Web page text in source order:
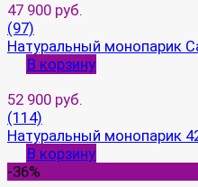
47 900 руб.
(97)
Натуральный монопарик
В корзину
52 900 руб.
(114)
Натуральный монопарик
В корзину
-36%